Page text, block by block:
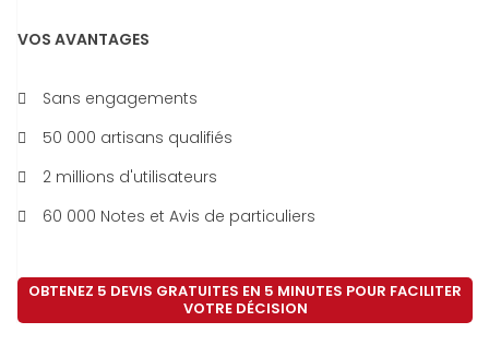
VOS AVANTAGES
Sans engagements
50 000 artisans qualifiés
2 millions d'utilisateurs
60 000 Notes et Avis de particuliers
OBTENEZ 5 DEVIS GRATUITES EN 5 MINUTES POUR FACILITER
VOTRE DÉCISION